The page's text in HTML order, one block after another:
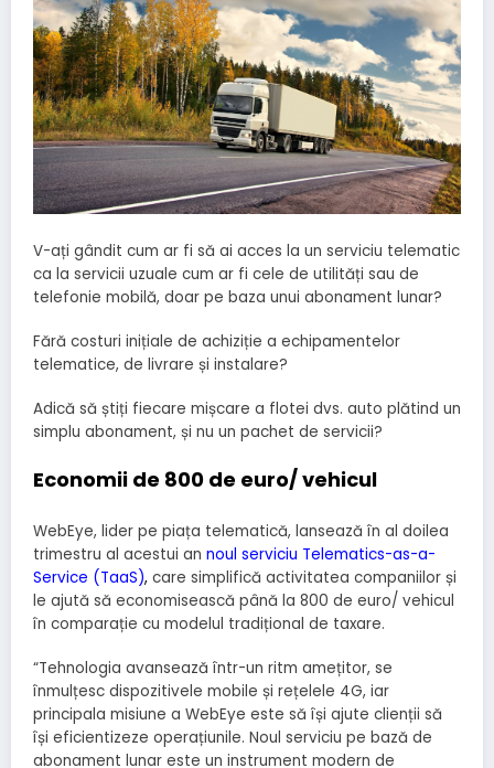
V-ați gândit cum ar fi să ai acces la un serviciu telematic
ca la servicii uzuale cum ar fi cele de utilități sau de
telefonie mobilă, doar pe baza unui abonament lunar?
Fără costuri inițiale de achiziție a echipamentelor
telematice, de livrare și instalare?
Adică să știți fiecare mișcare a flotei dvs. auto plătind un
simplu abonament, și nu un pachet de servicii?
Economii de 800 de euro/ vehicul
WebEye, lider pe piața telematică, lansează în al doilea
trimestru al acestui an noul serviciu Telematics-as-a-
Service (TaaS), care simplifică activitatea companiilor și
le ajută să economisească până la 800 de euro/ vehicul
în comparație cu modelul tradițional de taxare.
“Tehnologia avansează într-un ritm amețitor, se
înmulțesc dispozitivele mobile și rețelele 4G, iar
principala misiune a WebEye este să își ajute clienții să
își eficientizeze operațiunile. Noul serviciu pe bază de
abonament lunar este un instrument modern de